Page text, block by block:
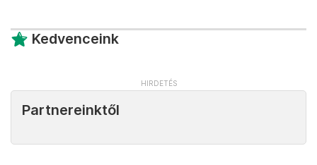
Kedvenceink
Partnereinktől